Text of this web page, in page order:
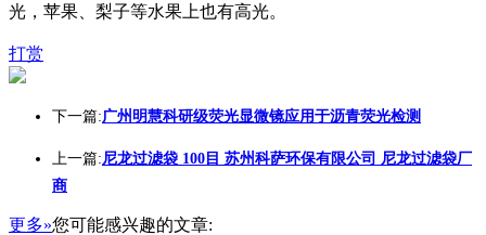
光，苹果、梨子等水果上也有高光。
打赏
下一篇:广州明慧科研级荧光显微镜应用于沥青荧光检测
上一篇:尼龙过滤袋 100目 苏州科萨环保有限公司 尼龙过滤袋厂
商
更多»您可能感兴趣的文章: